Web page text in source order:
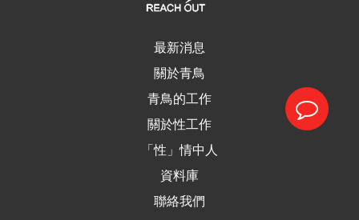
最新消息
關於青鳥
青鳥的工作
關於性工作
「性」情中人
資料庫
聯絡我們